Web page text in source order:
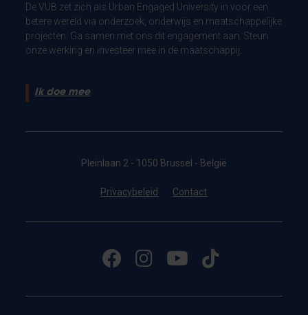
De VUB zet zich als Urban Engaged University in voor een
betere wereld via onderzoek, onderwijs en maatschappelijke
projecten. Ga samen met ons dit engagement aan. Steun
onze werking en investeer mee in de maatschappij.
Ik doe mee
Pleinlaan 2 - 1050 Brussel - België
Privacybeleid Contact